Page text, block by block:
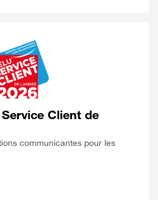
Client de
communicantes pour les